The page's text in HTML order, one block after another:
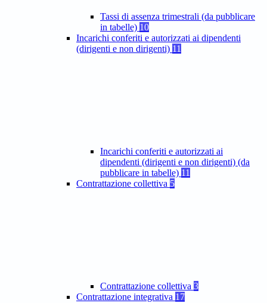
Tassi di assenza trimestrali (da pubblicare
in tabelle) 10
Incarichi conferiti e autorizzati ai dipendenti
(dirigenti e non dirigenti) 11
Incarichi conferiti e autorizzati ai
dipendenti (dirigenti e non dirigenti) (da
pubblicare in tabelle) 11
Contrattazione collettiva 5
Contrattazione collettiva 3
Contrattazione integrativa 17